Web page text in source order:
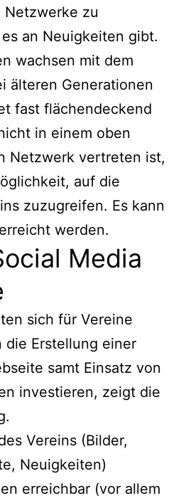
Netzwerke zu
an Neuigkeiten gibt.
wachsen mit dem
älteren Generationen
fast flächendeckend
in einem oben
Netzwerk vertreten ist,
auf die
zuzugreifen. Es kann
werden.
Media
sich für Vereine
Erstellung einer
samt Einsatz von
investieren, zeigt die
Vereins (Bilder,
Neuigkeiten)
erreichbar (vor allem